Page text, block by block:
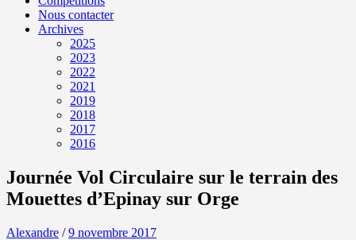
Nous contacter
Archives
2025
2023
2022
2021
2019
2018
2017
2016
Journée Vol Circulaire sur le terrain des
Mouettes d’Epinay sur Orge
Alexandre /9 novembre 2017